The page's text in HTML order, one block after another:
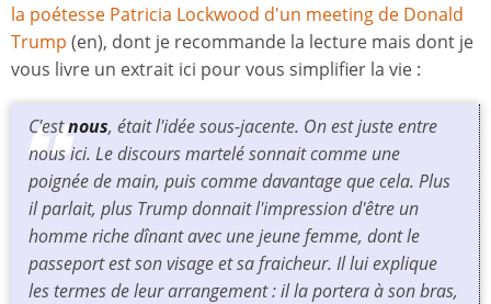
la poétesse Patricia Lockwood d'un meeting de Donald
Trump (en), dont je recommande la lecture mais dont je
vous livre un extrait ici pour vous simplifier la vie :
C'estnous, était l'idée sous-jacente. On est juste entre
nous ici. Le discours martelé sonnait comme une
poignée de main, puis comme davantage que cela. Plus
il parlait, plus Trump donnait l'impression d'être un
homme riche dînant avec une jeune femme, dont le
passeport est son visage et sa fraicheur. Il lui explique
les termes de leur arrangement : il la portera à son bras,